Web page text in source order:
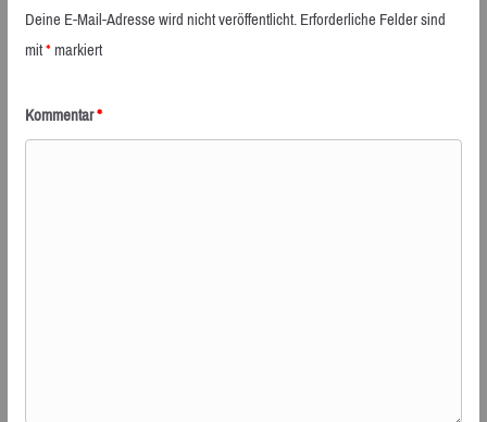
Deine E-Mail-Adresse wird nicht veröffentlicht.Erforderliche Felder sind
mit*markiert
Kommentar*